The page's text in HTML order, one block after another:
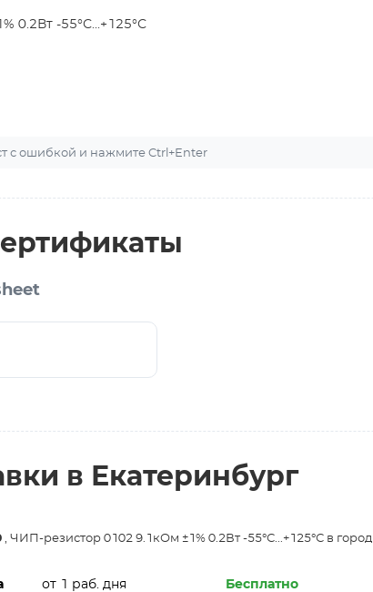
0.2Вт -55°С...+125°С
с ошибкой и нажмите Ctrl+Enter
в Екатеринбург
, ЧИП-резистор 0102 9.1кОм ±1% 0.2Вт -55°С...+125°С в город
от 1 раб. дня Бесплатно